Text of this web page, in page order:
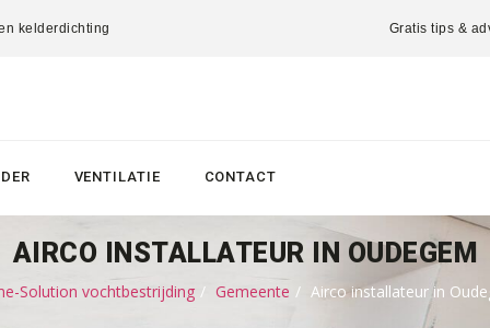
kelderdichting Gratis tips &
VENTILATIE CONTACT
AIRCO INSTALLATEUR IN OUDEGEM
Solution vochtbestrijding Gemeente Airco installateur in